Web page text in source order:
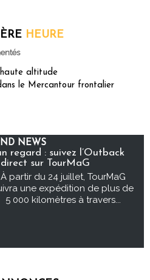
HEURE
haute altitude
le Mercantour frontalier
NEWS
regard : suivez l’Outback
sur TourMaG
À partir du 24 juillet, TourMaG
une expédition de plus de
5 000 kilomètres à travers...